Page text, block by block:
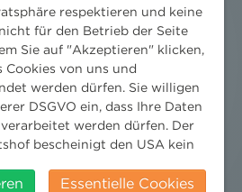
News aktuell
Newsletter
3 Minuten Umweltrecht
respektieren und keine
für den Betrieb der Seite
Sie auf "Akzeptieren" klicken,
Cookies von uns und
werden dürfen. Sie willigen
DSGVO ein, dass Ihre Daten
werden dürfen. Der
bescheinigt den USA kein
dass ihre Daten durch US-
Essentielle Cookies